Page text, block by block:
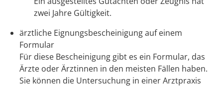
zwei Jahre Gültigkeit.
ärztliche Eignungsbescheinigung auf einem
Formular
Für diese Bescheinigung gibt es ein Formular, das
Ärzte oder Ärztinnen in den meisten Fällen haben.
Sie können die Untersuchung in einer Arztpraxis